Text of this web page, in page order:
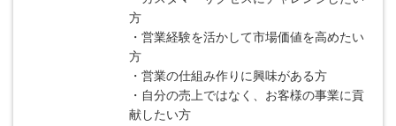
方
・営業経験を活かして市場価値を高めたい
方
・営業の仕組み作りに興味がある方
・自分の売上ではなく、お客様の事業に貢
献したい方